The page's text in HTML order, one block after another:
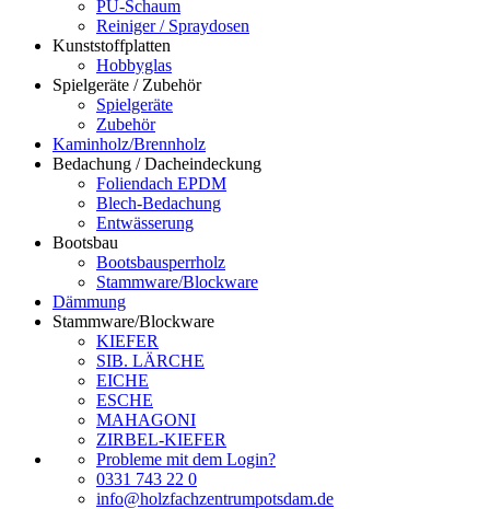
PU-Schaum
Reiniger / Spraydosen
Kunststoffplatten
Hobbyglas
Spielgeräte / Zubehör
Spielgeräte
Zubehör
Kaminholz/Brennholz
Bedachung / Dacheindeckung
Foliendach EPDM
Blech-Bedachung
Entwässerung
Bootsbau
Bootsbausperrholz
Stammware/Blockware
Dämmung
Stammware/Blockware
KIEFER
SIB. LÄRCHE
EICHE
ESCHE
MAHAGONI
ZIRBEL-KIEFER
Probleme mit dem Login?
0331 743 22 0
info@holzfachzentrumpotsdam.de